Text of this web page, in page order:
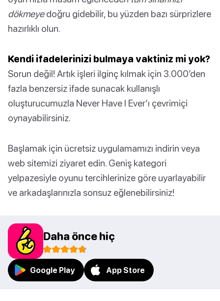
dökmeyedoğru gidebilir, bu yüzden bazı sürprizlere
hazırlıklı olun.
Kendi ifadelerinizi bulmaya vaktiniz mi yok?
Sorun değil! Artık işleri ilginç kılmak için 3.000’den
fazla benzersiz ifade sunacak kullanışlı
oluşturucumuzla Never Have I Ever’ı çevrimiçi
oynayabilirsiniz.
Başlamak için ücretsiz uygulamamızı indirin veya
web sitemizi ziyaret edin. Geniş kategori
yelpazesiyle oyunu tercihlerinize göre uyarlayabilir
ve arkadaşlarınızla sonsuz eğlenebilirsiniz!
Daha önce hiç
Google Play App Store